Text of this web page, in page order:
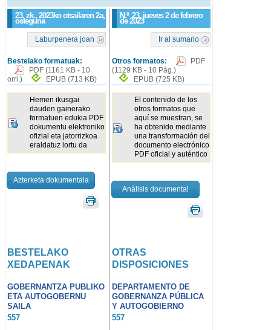
23. zk., 2023ko otsailaren 2a,
osteguna
N.º23, jueves 2 de febrero
de 2023
Laburpenera joan
Bestelako formatuak:
PDF (1161 KB - 10
orri.)
EPUB (713 KB)
Hemen ikusgai
dauden gainerako
formatuen edukia PDF
dokumentu elektroniko
ofizial eta jatorrizkoa
eraldatuz lortu da
Azterketa dokumentala
Ir al sumario
Otros formatos:
PDF
(1129 KB - 10 Pág.)
EPUB(725 KB)
El contenido de los
otros formatos que
aquí se muestran, se
ha obtenido mediante
una transformación del
documento electrónico
PDF oficial y auténtico
Análisis documental
BESTELAKO
XEDAPENAK
OTRAS
DISPOSICIONES
GOBERNANTZA PUBLIKO
ETA AUTOGOBERNU
SAILA
DEPARTAMENTO DE
GOBERNANZA PÚBLICA
Y AUTOGOBIERNO
557
557